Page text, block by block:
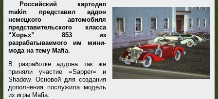
Российский картодел
makin представил аддон
немецкого автомобиля
представительского класса
“Хорьх” 853 из
разрабатываемого им мини-
мода на тему Mafia.
В разработке аддона так же
приняли участие =Sapper= и
Shadow. Основой для создания
дополнения послужила модель
из игры Mafia.